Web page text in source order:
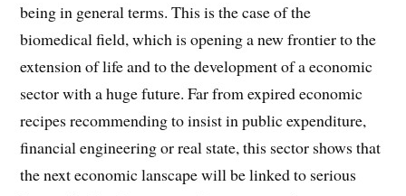
being in general terms. This is the case of the
biomedical field, which is opening a new frontier to the
extension of life and to the development of a economic
sector with a huge future. Far from expired economic
recipes recommending to insist in public expenditure,
financial engineering or real state, this sector shows that
the next economic lanscape will be linked to serious